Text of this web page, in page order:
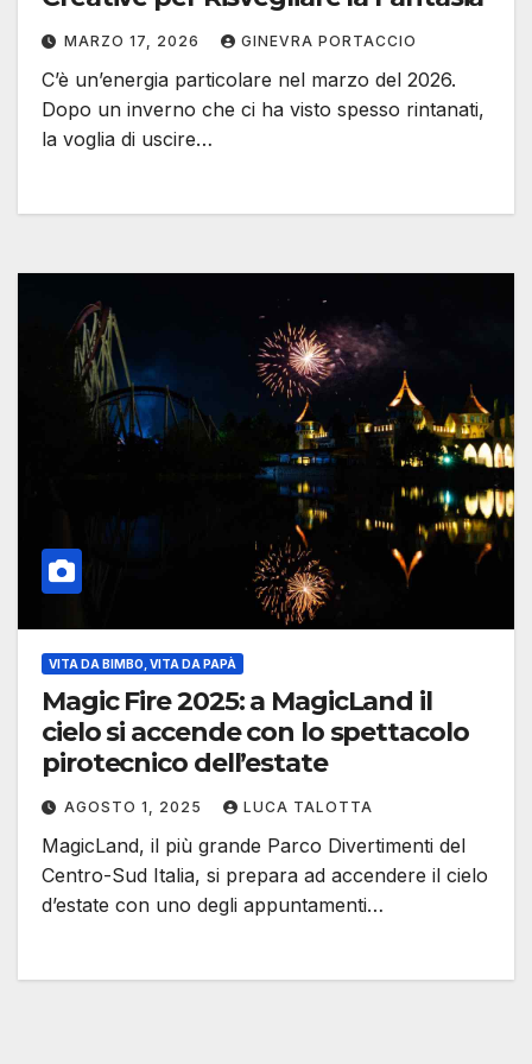
MARZO 17, 2026 GINEVRA PORTACCIO
C’è un’energia particolare nel marzo del 2026.
Dopo un inverno che ci ha visto spesso rintanati,
la voglia di uscire…
VITA DA BIMBO, VITA DA PAPÀ
Magic Fire 2025: a MagicLand il
cielo si accende con lo spettacolo
pirotecnico dell’estate
AGOSTO 1, 2025 LUCA TALOTTA
MagicLand, il più grande Parco Divertimenti del
Centro-Sud Italia, si prepara ad accendere il cielo
d’estate con uno degli appuntamenti…